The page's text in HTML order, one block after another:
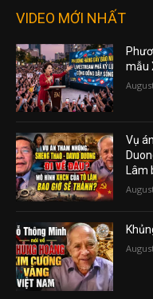
VIDEO MỚI NHẤT
mẫu
Vụ
Lâm